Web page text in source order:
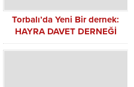
Torbalı’da Yeni Bir dernek:
HAYRA DAVET DERNEĞİ
KURULDU